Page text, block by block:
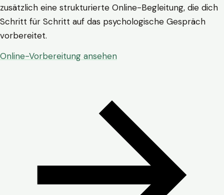
zusätzlich eine strukturierte Online-Begleitung, die dich
Schritt für Schritt auf das psychologische Gespräch
vorbereitet.
Online-Vorbereitung ansehen